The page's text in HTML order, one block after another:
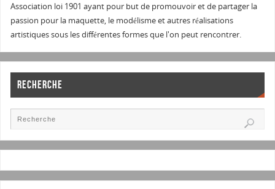
Association loi 1901 ayant pour but de promouvoir et de partager la
passion pour la maquette, le modélisme et autres réalisations
artistiques sous les différentes formes que l'on peut rencontrer.
RECHERCHE